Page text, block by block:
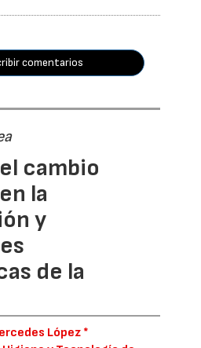
comentarios
cambio
la
y
de la
López *